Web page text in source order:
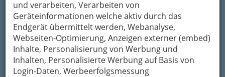
und verarbeiten, Verarbeiten von
Geräteinformationen welche aktiv durch das
Endgerät übermittelt werden, Webanalyse,
Webseiten-Optimierung, Anzeigen externer (embed)
Inhalte, Personalisierung von Werbung und
Inhalten, Personalisierte Werbung auf Basis von
Login-Daten, Werbeerfolgsmessung
Meine Email Adresse
Mein Betreff